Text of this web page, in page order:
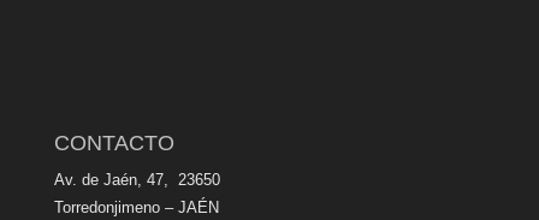
CONTACTO
Av. de Jaén, 47, 23650
Torredonjimeno – JAÉN